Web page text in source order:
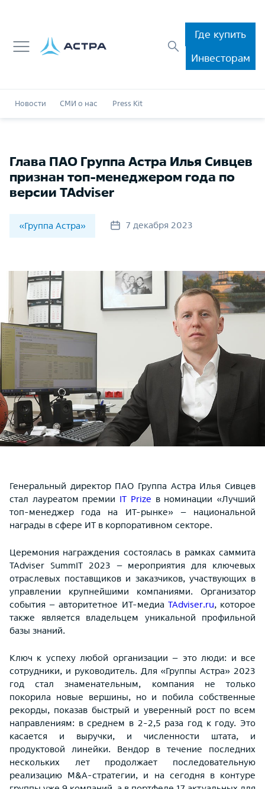
Где купить
Инвесторам
Новости СМИ о нас Press Kit
Глава ПАО Группа Астра Илья Сивцев
признан топ-менеджером года по
версии TAdviser
«Группа Астра» 7 декабря 2023
Генеральный директор ПАО Группа Астра Илья Сивцев
стал лауреатом премии IT Prize в номинации «Лучший
топ-менеджер года на ИТ-рынке» – национальной
награды в сфере ИТ в корпоративном секторе.
Церемония награждения состоялась в рамках саммита
TAdviser SummIT 2023 – мероприятия для ключевых
отраслевых поставщиков и заказчиков, участвующих в
управлении крупнейшими компаниями. Организатор
события – авторитетное ИТ-медиа TAdviser.ru, которое
также является владельцем уникальной профильной
базы знаний.
Ключ к успеху любой организации – это люди: и все
сотрудники, и руководитель. Для «Группы Астра» 2023
год стал знаменательным, компания не только
покорила новые вершины, но и побила собственные
рекорды, показав быстрый и уверенный рост по всем
направлениям: в среднем в 2-2,5 раза год к году. Это
касается и выручки, и численности штата, и
продуктовой линейки. Вендор в течение последних
нескольких лет продолжает последовательную
реализацию M&A-стратегии, и на сегодня в контуре